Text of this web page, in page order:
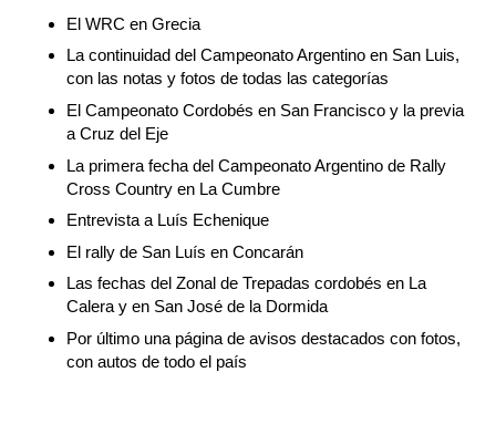
El WRC en Grecia
La continuidad del Campeonato Argentino en San Luis,
con las notas y fotos de todas las categorías
El Campeonato Cordobés en San Francisco y la previa
a Cruz del Eje
La primera fecha del Campeonato Argentino de Rally
Cross Country en La Cumbre
Entrevista a Luís Echenique
El rally de San Luís en Concarán
Las fechas del Zonal de Trepadas cordobés en La
Calera y en San José de la Dormida
Por último una página de avisos destacados con fotos,
con autos de todo el país